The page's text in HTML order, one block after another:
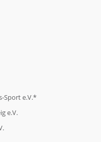
Sport e.V.*
e.V.